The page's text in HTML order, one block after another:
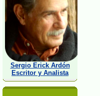
Sergio Erick Ardón
Escritor y Analista